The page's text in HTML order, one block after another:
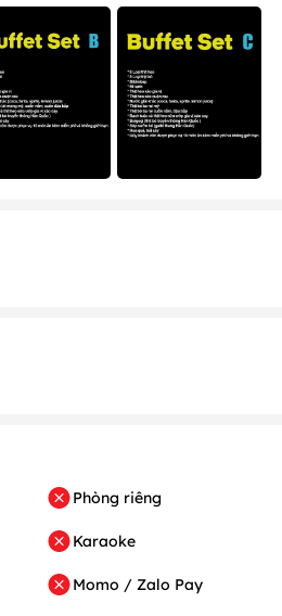
Phòng riêng
Karaoke
Momo / Zalo Pay